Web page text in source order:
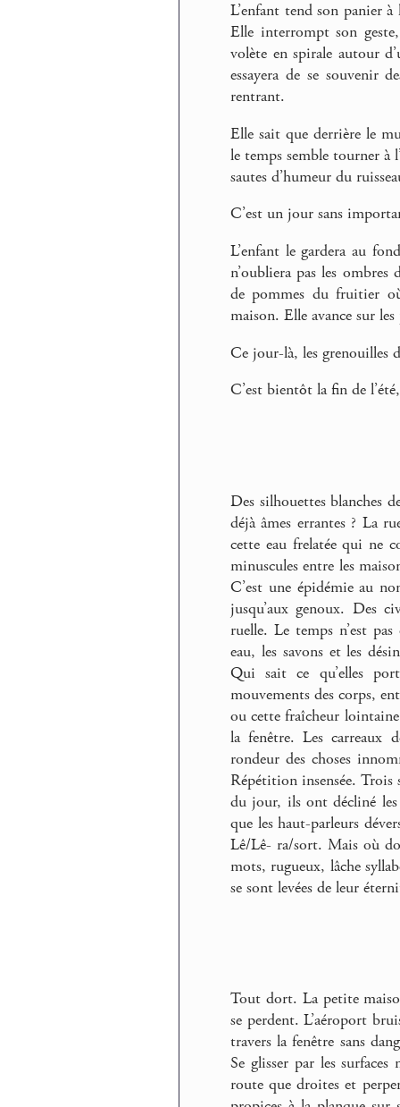
L’enfant tend son panier
Elle interrompt son
volète en spirale autour
essayera de se souvenir
rentrant.
Elle sait que derrière le
le temps semble tourner à
sautes d’humeur du
C’est un jour sans
L’enfant le gardera au
n’oubliera pas les
de pommes du fruitier
maison. Elle avance sur
Ce jour-là, les grenouilles
C’est bientôt la fin de
Des silhouettes blanches
déjà âmes errantes ? La
cette eau frelatée qui ne
minuscules entre les
C’est une épidémie au
jusqu’aux genoux. Des
ruelle. Le temps n’est
eau, les savons et les
Qui sait ce qu’elles
mouvements des corps,
ou cette fraîcheur
la fenêtre. Les carreaux
rondeur des choses
Répétition insensée.
du jour, ils ont décliné les
que les haut-parleurs
Lê/Lê- ra/sort. Mais où
mots, rugueux, lâche
se sont levées de leur
Tout dort. La petite
se perdent. L’aéroport
travers la fenêtre sans
Se glisser par les
route que droites et